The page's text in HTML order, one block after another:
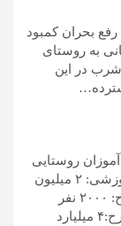
رفع بحران کمبود
به روستای
در این
روستایی
محروم بلوچستان هزینه تهیه هر بسته کامل آموزشی: ۲ میلیون
تومان تعداد دانش‌آموزان تحت پوشش این طرح: ۲۰۰۰ نفر
میزان مشارکت مورد نیاز برای اجرای کامل طرح:۴ میلیارد